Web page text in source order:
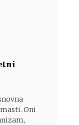
Oni